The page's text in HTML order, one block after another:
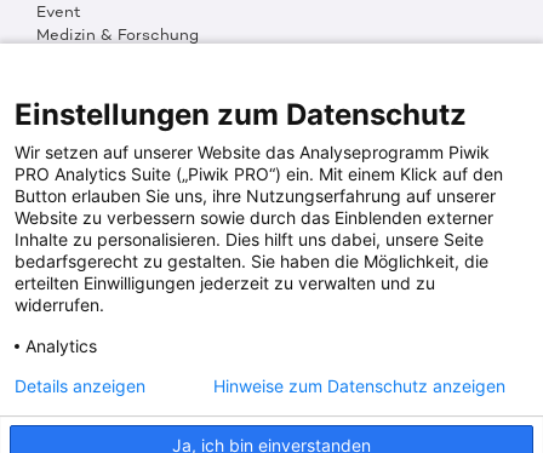
Event
Medizin & Forschung
Multimedia
Social Media
PRESSEINFOS
Fotos & Media
Digitale Pressemappen
Patientenaktionen
DKMS SPENDENKONTO
DKMS Donor Center gGmbH
IBAN: DE64641500200000255556
Einstellungen zum Datenschutz
Wir setzen auf unserer Website das Analyseprogramm Piwik
PRO Analytics Suite („Piwik PRO“) ein. Mit einem Klick auf den
Button erlauben Sie uns, ihre Nutzungserfahrung auf unserer
Website zu verbessern sowie durch das Einblenden externer
Inhalte zu personalisieren. Dies hilft uns dabei, unsere Seite
bedarfsgerecht zu gestalten. Sie haben die Möglichkeit, die
erteilten Einwilligungen jederzeit zu verwalten und zu
widerrufen.
Analytics
Ja, ich bin einverstanden
Details anzeigen Hinweise zum Datenschutz anzeigen